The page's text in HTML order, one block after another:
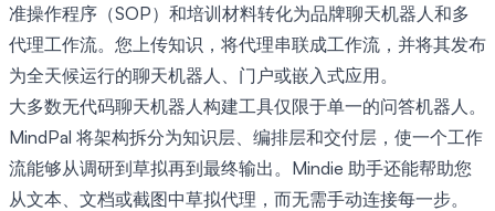
准操作程序（SOP）和培训材料转化为品牌聊天机器人和多
代理工作流。您上传知识，将代理串联成工作流，并将其发布
为全天候运行的聊天机器人、门户或嵌入式应用。
大多数无代码聊天机器人构建工具仅限于单一的问答机器人。
MindPal 将架构拆分为知识层、编排层和交付层，使一个工作
流能够从调研到草拟再到最终输出。Mindie 助手还能帮助您
从文本、文档或截图中草拟代理，而无需手动连接每一步。